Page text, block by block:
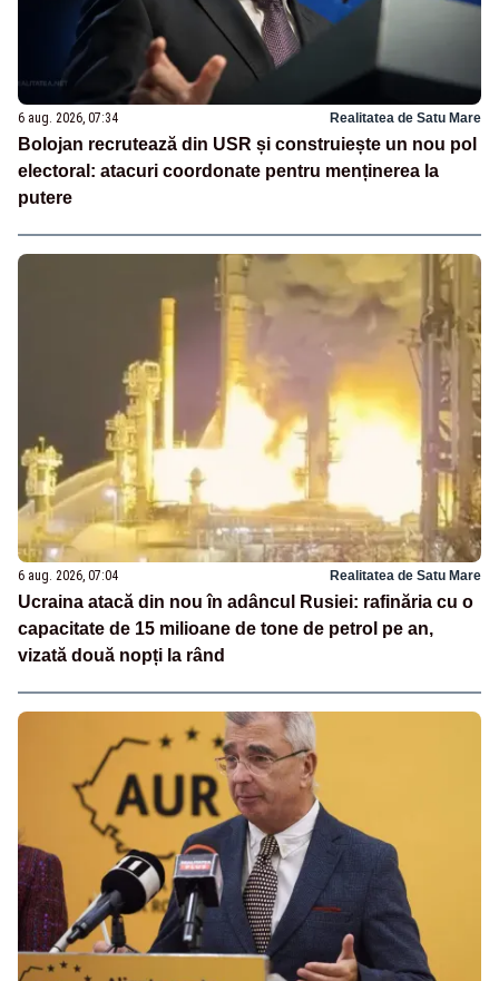
6 aug. 2026, 07:34 Realitatea de Satu Mare
Bolojan recrutează din USR și construiește un nou pol
electoral: atacuri coordonate pentru menținerea la
putere
6 aug. 2026, 07:04 Realitatea de Satu Mare
Ucraina atacă din nou în adâncul Rusiei: rafinăria cu o
capacitate de 15 milioane de tone de petrol pe an,
vizată două nopți la rând